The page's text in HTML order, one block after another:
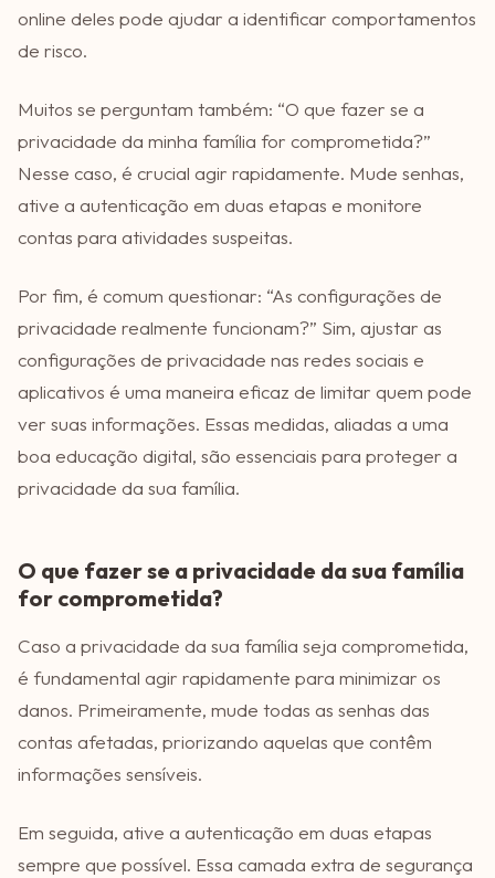
online deles pode ajudar a identificar comportamentos
de risco.
Muitos se perguntam também: “O que fazer se a
privacidade da minha família for comprometida?”
Nesse caso, é crucial agir rapidamente. Mude senhas,
ative a autenticação em duas etapas e monitore
contas para atividades suspeitas.
Por fim, é comum questionar: “As configurações de
privacidade realmente funcionam?” Sim, ajustar as
configurações de privacidade nas redes sociais e
aplicativos é uma maneira eficaz de limitar quem pode
ver suas informações. Essas medidas, aliadas a uma
boa educação digital, são essenciais para proteger a
privacidade da sua família.
O que fazer se a privacidade da sua família
for comprometida?
Caso a privacidade da sua família seja comprometida,
é fundamental agir rapidamente para minimizar os
danos. Primeiramente, mude todas as senhas das
contas afetadas, priorizando aquelas que contêm
informações sensíveis.
Em seguida, ative a autenticação em duas etapas
sempre que possível. Essa camada extra de segurança